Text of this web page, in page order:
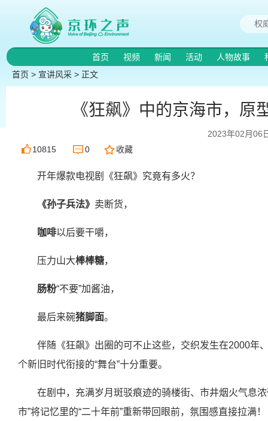
首页 视频 新闻 活动 人物故事
首页 > 宣讲风采 > 正文
《狂飙》中的京海市，
2023年02月06
10815
0 收藏
开年爆款电视剧《狂飙》究竟有多火？
《孙子兵法》 卖断货，
咖啡以后要干嚼，
压力山大棒棒糖，
肠粉“不要”加酱油，
最后来碗猪脚面。
伴随《狂飙》出圈的可不止这些，交织发生在2000年
个新旧时代衔接的“舞台”十分重要。
在剧中，充满岁月斑驳痕迹的骑楼街、市井烟火气息
市”将记忆里的“二十年前”重新带回眼前，氛围感直接拉满！